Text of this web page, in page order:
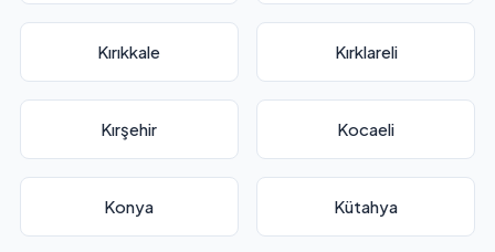
Kırıkkale Kırklareli
Kırşehir Kocaeli
Konya Kütahya